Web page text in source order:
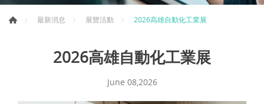
最新消息 展覽活動 2026高雄自動化工業展
2026高雄自動化工業展
June 08,2026